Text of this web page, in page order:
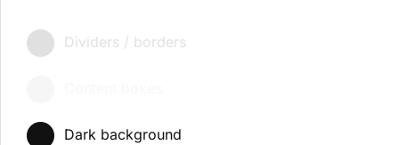
Dividers / borders
Dark background